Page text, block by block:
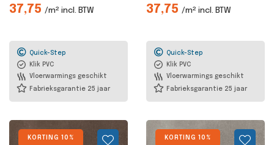
37,75 /m² incl. BTW
Quick-Step
Klik PVC
Vloerwarmings geschikt
Fabrieksgarantie 25 jaar
37,75 /m² incl. BTW
Quick-Step
Klik PVC
Vloerwarmings geschikt
Fabrieksgarantie 25 jaar
KORTING 10% KORTING 10%